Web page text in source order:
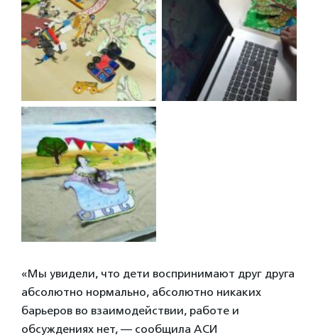
«Мы увидели, что дети воспринимают друг друга
абсолютно нормально, абсолютно никаких
барьеров во взаимодействии, работе и
обсуждениях нет, — сообщила АСИ